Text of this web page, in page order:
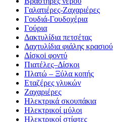
Γαλατιέρες-Ζαχαριέρες
Γουδιά-Γουδοχέρια
Γούρια
Δακτυλίδια πετσέτας
Δαχτυλίδια φιάλης κρασιού
Δίσκοi φοντύ
Πιατέλες–Δίσκοι
Πλατώ – Ξύλα κοπής
Εταζέρες γλυκών
Ζαχαριέρες
Ηλεκτρικά σκουπάκια
Ηλεκτρικοί μύλοι
Ηλεκτρικοί στίφτες